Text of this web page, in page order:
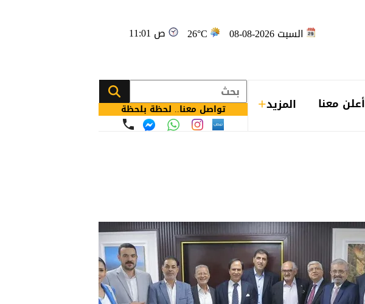
السبت 2026-08-08 26°C 11:01 ص
أعلن معنا المزيد تواصل معنا.. لحظة بلحظة